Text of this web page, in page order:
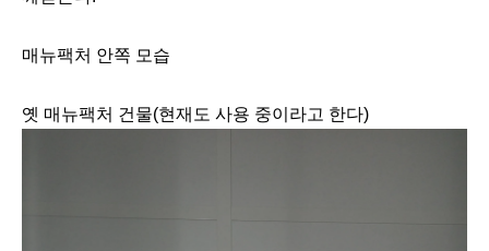
매뉴팩처 안쪽 모습
옛 매뉴팩처 건물(현재도 사용 중이라고 한다)